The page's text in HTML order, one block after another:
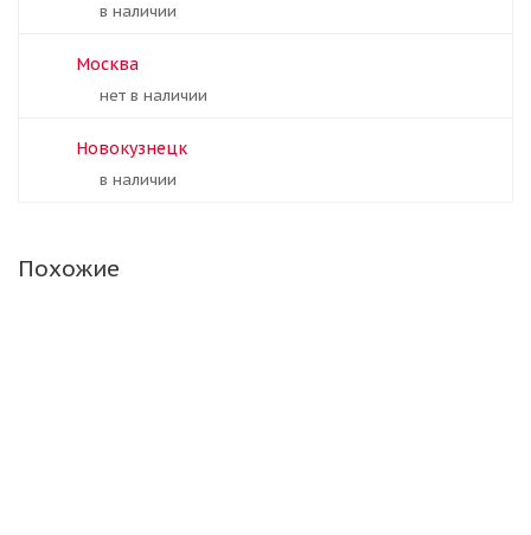
В наличии
Москва
Нет в наличии
Новокузнецк
В наличии
Похожие